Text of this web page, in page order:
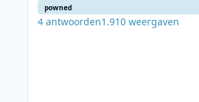
powned
4 antwoorden1.910 weergaven